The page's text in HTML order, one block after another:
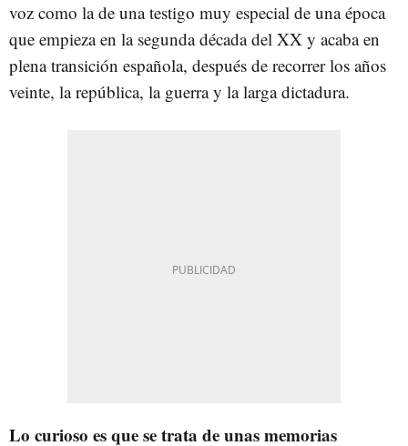
voz como la de una testigo muy especial de una época
que empieza en la segunda década del XX y acaba en
plena transición española, después de recorrer los años
veinte, la república, la guerra y la larga dictadura.
Lo curioso es que se trata de unas memorias